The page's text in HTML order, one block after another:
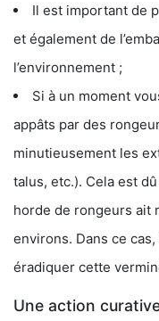
Il est important de
et également de
l’environnement ;
Si à un moment
appâts par des
minutieusement les
talus, etc.). Cela est
horde de rongeurs ait
environs. Dans ce
éradiquer cette
Une action